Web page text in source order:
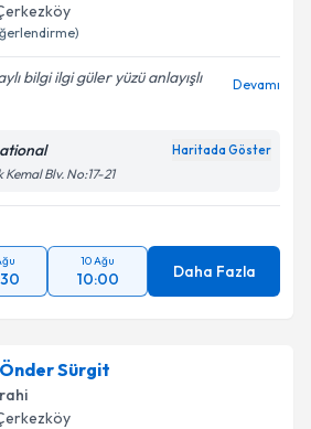
bilgi ilgi güler yüzü anlayışlı
Devamı
Haritada Göster
Blv. No:17-21
10 Ağu
10:00 Daha Fazla
Sürgit